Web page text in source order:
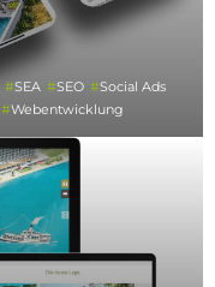
SEA SEO
Social Ads
Webentwicklung